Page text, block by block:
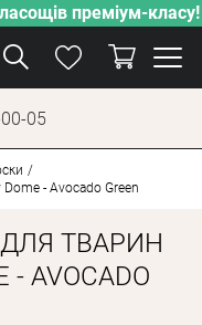
преміум-класу!
05
- Avocado Green
ТВАРИН
- AVOCADO